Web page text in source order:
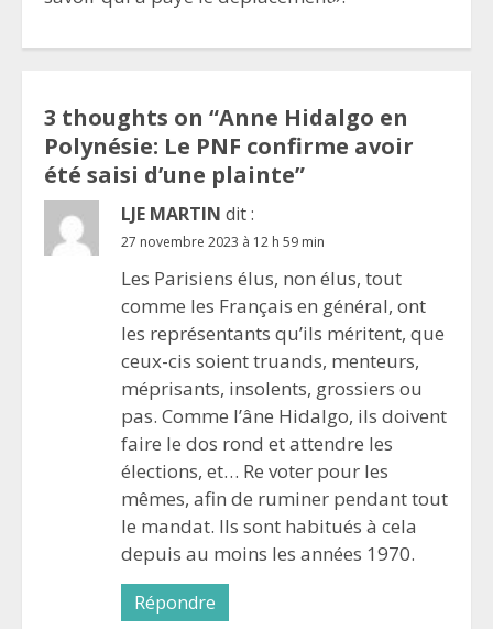
3 thoughts on “Anne Hidalgo en
Polynésie: Le PNF confirme avoir
été saisi d’une plainte”
LJE MARTIN dit :
27 novembre 2023 à 12 h 59 min
Les Parisiens élus, non élus, tout
comme les Français en général, ont
les représentants qu’ils méritent, que
ceux-cis soient truands, menteurs,
méprisants, insolents, grossiers ou
pas. Comme l’âne Hidalgo, ils doivent
faire le dos rond et attendre les
élections, et… Re voter pour les
mêmes, afin de ruminer pendant tout
le mandat. Ils sont habitués à cela
depuis au moins les années 1970.
Répondre